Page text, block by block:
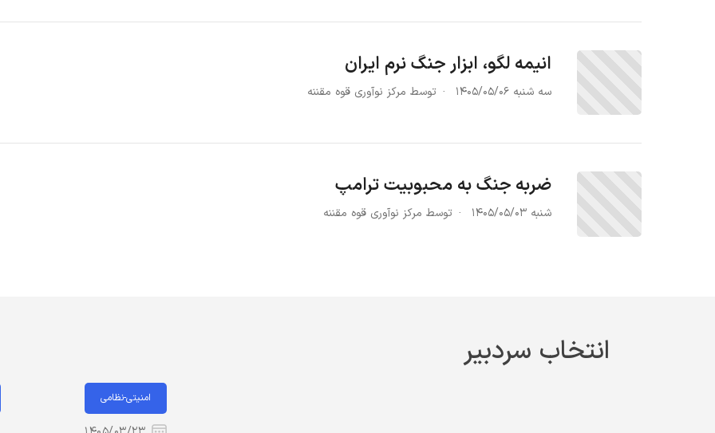
انیمه لگو، ابزار جنگ نرم ایران
سه شنبه ۱۴۰۵/۰۵/۰۶ توسط مرکز نوآوری قوه مقننه
ضربه جنگ به محبوبیت ترامپ
شنبه ۱۴۰۵/۰۵/۰۳ توسط مرکز نوآوری قوه مقننه
انتخاب سردبیر
امنیتی-نظامی